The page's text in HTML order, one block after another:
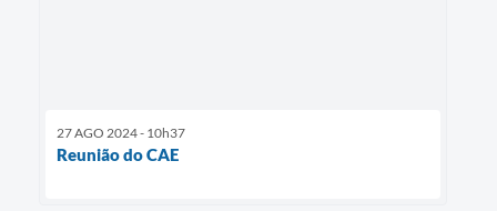
27 AGO 2024 - 10h37
Reunião do CAE